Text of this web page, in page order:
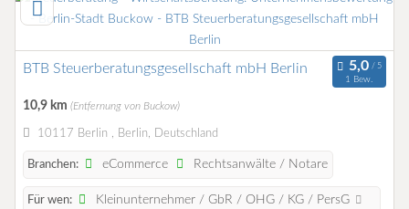
BTB Steuerberatungsgesellschaft mbH Berlin
1 Bew.
10,9 km (Entfernung von Buckow)
10117 Berlin , Berlin, Deutschland
Branchen: eCommerce Rechtsanwälte / Notare
Für wen:
Kleinunternehmer / GbR / OHG / KG / PersG